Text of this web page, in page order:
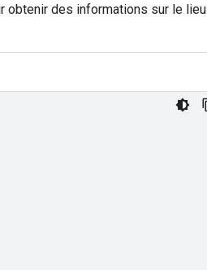
obtenir des informations sur le lieu